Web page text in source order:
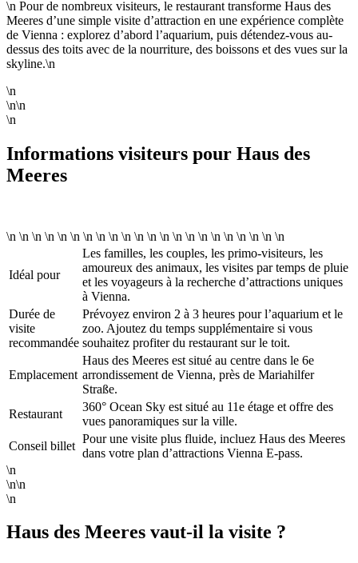
\n Pour de nombreux visiteurs, le restaurant transforme Haus des
Meeres d’une simple visite d’attraction en une expérience complète
de Vienna : explorez d’abord l’aquarium, puis détendez-vous au-
dessus des toits avec de la nourriture, des boissons et des vues sur la
skyline.\n
\n
\n\n
\n
Informations visiteurs pour Haus des
Meeres
\n \n \n \n \n \n \n \n \n \n \n \n \n \n \n \n \n \n \n \n \n \n
Idéal pour
Les familles, les couples, les primo-visiteurs, les
amoureux des animaux, les visites par temps de pluie
et les voyageurs à la recherche d’attractions uniques
à Vienna.
Durée de
visite
recommandée
Prévoyez environ 2 à 3 heures pour l’aquarium et le
zoo. Ajoutez du temps supplémentaire si vous
souhaitez profiter du restaurant sur le toit.
Emplacement
Haus des Meeres est situé au centre dans le 6e
arrondissement de Vienna, près de Mariahilfer
Straße.
Restaurant
360° Ocean Sky est situé au 11e étage et offre des
vues panoramiques sur la ville.
Conseil billet
Pour une visite plus fluide, incluez Haus des Meeres
dans votre plan d’attractions Vienna E-pass.
\n
\n\n
\n
Haus des Meeres vaut-il la visite ?